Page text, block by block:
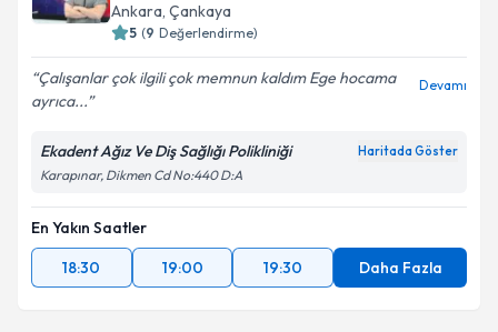
Ankara, Çankaya
5 (9 Değerlendirme)
Çalışanlar çok ilgili çok memnun kaldım Ege hocama
ayrıca...
Devamı
Ekadent Ağız Ve Diş Sağlığı Polikliniği Haritada Göster
Karapınar, Dikmen Cd No:440 D:A
En Yakın Saatler
18:30
19:00 19:30 Daha Fazla